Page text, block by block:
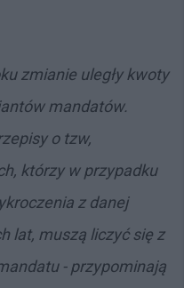
zmianie uległy kwoty
mandatów.
o tzw,
którzy w przypadku
z danej
lat, muszą liczyć się z
- przypominają